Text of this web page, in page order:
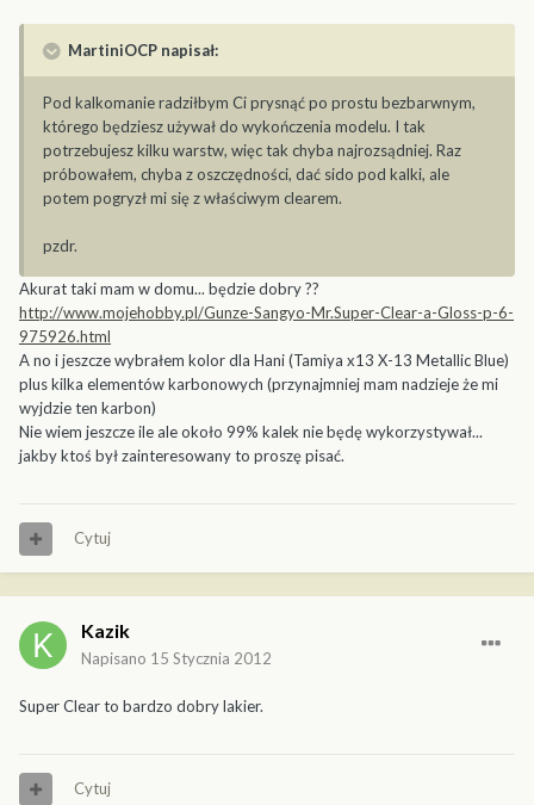
MartiniOCP napisał:
Pod kalkomanie radziłbym Ci prysnąć po prostu bezbarwnym,
którego będziesz używał do wykończenia modelu. I tak
potrzebujesz kilku warstw, więc tak chyba najrozsądniej. Raz
próbowałem, chyba z oszczędności, dać sido pod kalki, ale
potem pogryzł mi się z właściwym clearem.
pzdr.
Akurat taki mam w domu... będzie dobry ??
http://www.mojehobby.pl/Gunze-Sangyo-Mr.Super-Clear-a-Gloss-p-6-
975926.html
A no i jeszcze wybrałem kolor dla Hani (Tamiya x13 X-13 Metallic Blue)
plus kilka elementów karbonowych (przynajmniej mam nadzieje że mi
wyjdzie ten karbon)
Nie wiem jeszcze ile ale około 99% kalek nie będę wykorzystywał...
jakby ktoś był zainteresowany to proszę pisać.
Cytuj
Kazik
Napisano 15 Stycznia 2012
Super Clear to bardzo dobry lakier.
Cytuj